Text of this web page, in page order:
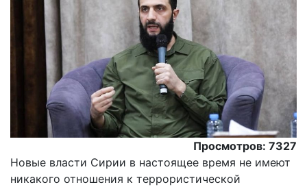
Просмотров: 7327
Новые власти Сирии в настоящее время не имеют
никакого отношения к террористической